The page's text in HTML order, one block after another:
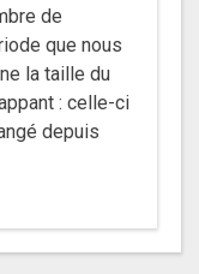
de
que nous
la taille du
: celle-ci
depuis